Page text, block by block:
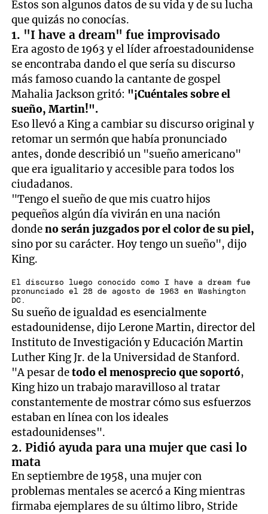
Estos son algunos datos de su vida y de su lucha
que quizás no conocías.
1. "I have a dream" fue improvisado
Era agosto de 1963 y el líder afroestadounidense
se encontraba dando el que sería su discurso
más famoso cuando la cantante de gospel
Mahalia Jackson gritó: "¡Cuéntales sobre el
sueño, Martin!".
Eso llevó a King a cambiar su discurso original y
retomar un sermón que había pronunciado
antes, donde describió un "sueño americano"
que era igualitario y accesible para todos los
ciudadanos.
"Tengo el sueño de que mis cuatro hijos
pequeños algún día vivirán en una nación
dondeno serán juzgados por el color de su piel,
sino por su carácter. Hoy tengo un sueño", dijo
King.
El discurso luego conocido como I have a dream fue
pronunciado el 28 de agosto de 1963 en Washington
DC.
Su sueño de igualdad es esencialmente
estadounidense, dijo Lerone Martin, director del
Instituto de Investigación y Educación Martin
Luther King Jr. de la Universidad de Stanford.
"A pesar detodo el menosprecio que soportó,
King hizo un trabajo maravilloso al tratar
constantemente de mostrar cómo sus esfuerzos
estaban en línea con los ideales
estadounidenses".
2. Pidió ayuda para una mujer que casi lo
mata
En septiembre de 1958, una mujer con
problemas mentales se acercó a King mientras
firmaba ejemplares de su último libro, Stride